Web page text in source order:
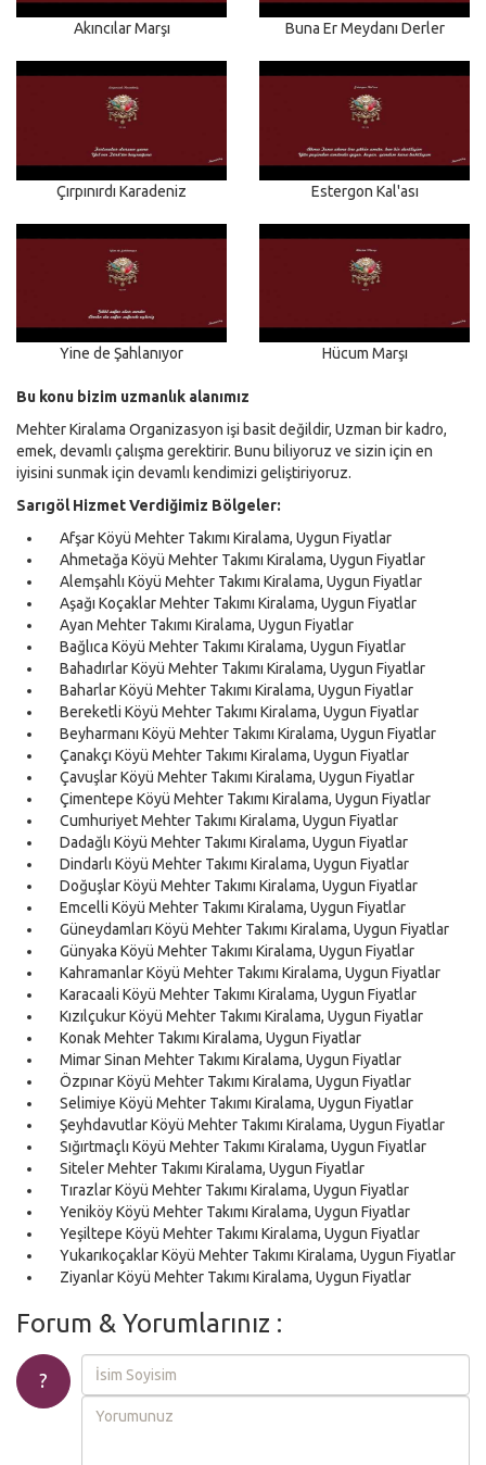
Akıncılar Marşı Buna Er Meydanı Derler
Çırpınırdı Karadeniz Estergon Kal'ası
Yine de Şahlanıyor Hücum Marşı
Bu konu bizim uzmanlık alanımız
Mehter Kiralama Organizasyon işi basit değildir, Uzman bir kadro,
emek, devamlı çalışma gerektirir. Bunu biliyoruz ve sizin için en
iyisini sunmak için devamlı kendimizi geliştiriyoruz.
Sarıgöl Hizmet Verdiğimiz Bölgeler:
Afşar Köyü Mehter Takımı Kiralama, Uygun Fiyatlar
Ahmetağa Köyü Mehter Takımı Kiralama, Uygun Fiyatlar
Alemşahlı Köyü Mehter Takımı Kiralama, Uygun Fiyatlar
Aşağı Koçaklar Mehter Takımı Kiralama, Uygun Fiyatlar
Ayan Mehter Takımı Kiralama, Uygun Fiyatlar
Bağlıca Köyü Mehter Takımı Kiralama, Uygun Fiyatlar
Bahadırlar Köyü Mehter Takımı Kiralama, Uygun Fiyatlar
Baharlar Köyü Mehter Takımı Kiralama, Uygun Fiyatlar
Bereketli Köyü Mehter Takımı Kiralama, Uygun Fiyatlar
Beyharmanı Köyü Mehter Takımı Kiralama, Uygun Fiyatlar
Çanakçı Köyü Mehter Takımı Kiralama, Uygun Fiyatlar
Çavuşlar Köyü Mehter Takımı Kiralama, Uygun Fiyatlar
Çimentepe Köyü Mehter Takımı Kiralama, Uygun Fiyatlar
Cumhuriyet Mehter Takımı Kiralama, Uygun Fiyatlar
Dadağlı Köyü Mehter Takımı Kiralama, Uygun Fiyatlar
Dindarlı Köyü Mehter Takımı Kiralama, Uygun Fiyatlar
Doğuşlar Köyü Mehter Takımı Kiralama, Uygun Fiyatlar
Emcelli Köyü Mehter Takımı Kiralama, Uygun Fiyatlar
Güneydamları Köyü Mehter Takımı Kiralama, Uygun Fiyatlar
Günyaka Köyü Mehter Takımı Kiralama, Uygun Fiyatlar
Kahramanlar Köyü Mehter Takımı Kiralama, Uygun Fiyatlar
Karacaali Köyü Mehter Takımı Kiralama, Uygun Fiyatlar
Kızılçukur Köyü Mehter Takımı Kiralama, Uygun Fiyatlar
Konak Mehter Takımı Kiralama, Uygun Fiyatlar
Mimar Sinan Mehter Takımı Kiralama, Uygun Fiyatlar
Özpınar Köyü Mehter Takımı Kiralama, Uygun Fiyatlar
Selimiye Köyü Mehter Takımı Kiralama, Uygun Fiyatlar
Şeyhdavutlar Köyü Mehter Takımı Kiralama, Uygun Fiyatlar
Sığırtmaçlı Köyü Mehter Takımı Kiralama, Uygun Fiyatlar
Siteler Mehter Takımı Kiralama, Uygun Fiyatlar
Tırazlar Köyü Mehter Takımı Kiralama, Uygun Fiyatlar
Yeniköy Köyü Mehter Takımı Kiralama, Uygun Fiyatlar
Yeşiltepe Köyü Mehter Takımı Kiralama, Uygun Fiyatlar
Yukarıkoçaklar Köyü Mehter Takımı Kiralama, Uygun Fiyatlar
Ziyanlar Köyü Mehter Takımı Kiralama, Uygun Fiyatlar
Forum & Yorumlarınız :
?